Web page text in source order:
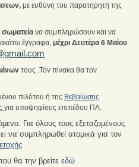
με ευθύνη του παρατηρητή της
σωματεία να συμπληρώσουν και να
έγγραφα, μέχρι Δευτέρα 6 Μαΐου
gmail .com
τους .Τον πίνακα θα τον
πιλότου ή της Βεβαίωσης
για υποψηφίους επιπέδου ΠΛ.
Για όλους τους εξεταζομένους
να συμπληρωθεί ατομικά για τον
.
θα την βρείτε εδώ